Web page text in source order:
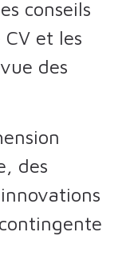
conseils
et les
des
des